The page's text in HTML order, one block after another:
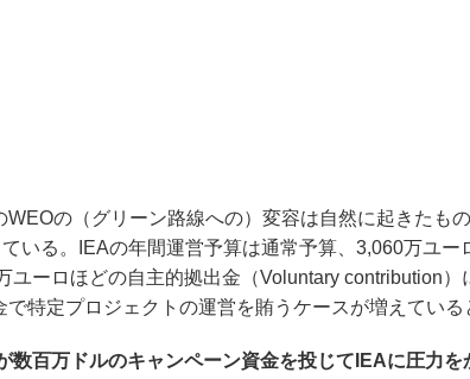
の（グリーン路線への）変容は自然に起きたもの
ている。IEAの年間運営予算は通常予算、3,060万ユー
ユーロほどの自主的拠出金（Voluntary contribution）
特定プロジェクトの運営を賄うケースが増えている
数百万ドルのキャンペーン資金を投じてIEAに圧力を